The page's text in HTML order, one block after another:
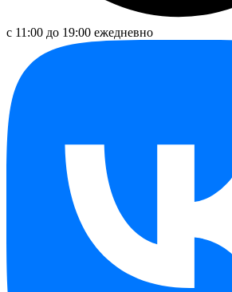
с 11:00 до 19:00 ежедневно